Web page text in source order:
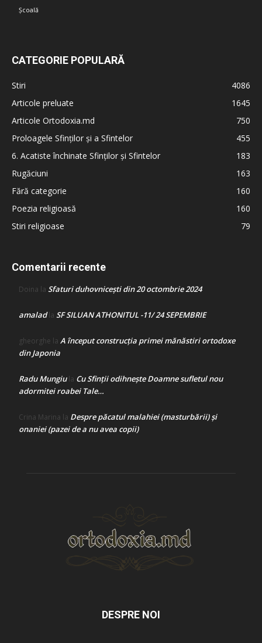
Școală
CATEGORIE POPULARĂ
Stiri
4086
Articole preluate
1645
Articole Ortodoxia.md
750
Proloagele Sfinților și a Sfintelor
455
6. Acatiste închinate Sfinților și Sfintelor
183
Rugăciuni
163
Fără categorie
160
Poezia religioasă
160
Stiri religioase
79
Comentarii recente
Doina la Sfaturi duhovnicești din 20 octombrie 2024
amaladla SF SILUAN ATHONITUL -11/ 24 SEPEMBRIE
gheorghe la A început construcţia primei mănăstiri ortodoxe
din Japonia
Radu Mungiula Cu Sfinții odihnește Doamne sufletul nou
adormitei roabei Tale…
Crina Marina la Despre păcatul malahiei (masturbării) şi
onaniei (pazei de a nu avea copii)
DESPRE NOI